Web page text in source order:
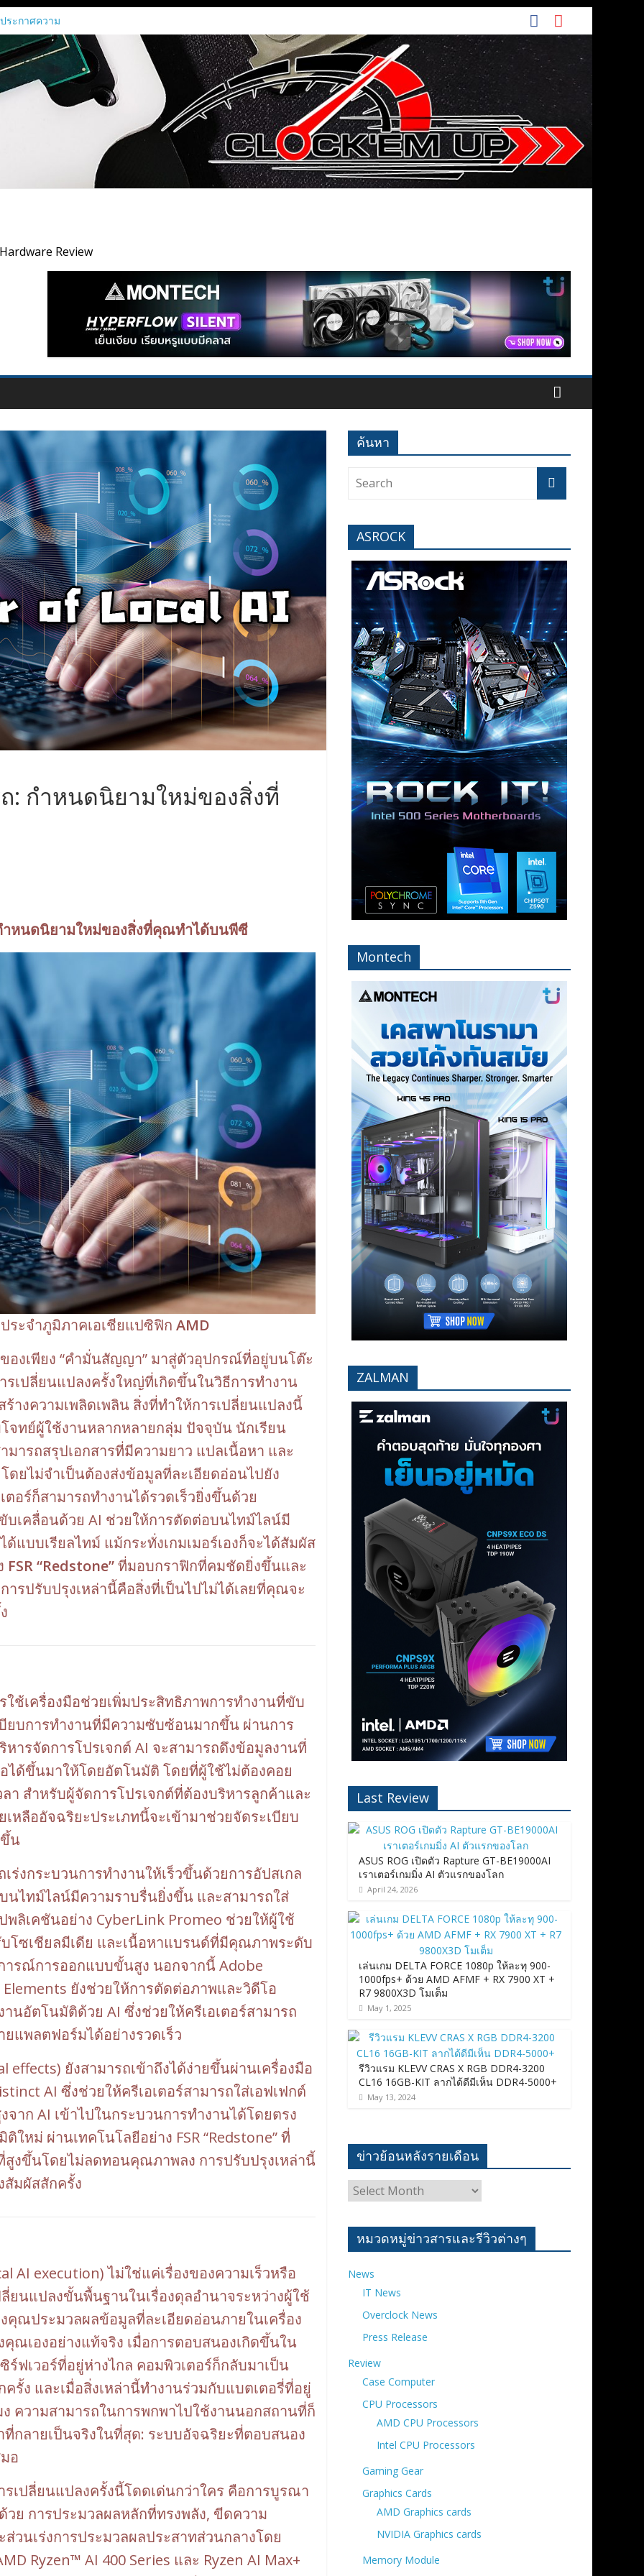
ระกาศความ
ปิดใช้กราฟิก
Series
ด Radeon RX
แค่เรนเดอร์
ขั้นตอนของ
Agentic AI ณ
เป็น
ทางการ
ต่ระดับเริ่มต้นReview
: กำหนดนิยามใหม่ของสิ่งที่
h ำหนดนิยามใหม่ของสิ่งที่คุณทำได้บนพีซี
ระจำภูมิภาคเอเชียแปซิฟิก AMD
องเพียง “คำมั่นสัญญา” มาสู่ตัวอุปกรณ์ที่อยู่บนโต๊ะ
เปลี่ยนแปลงครั้งใหญ่ที่เกิดขึ้นในวิธีการทำงาน
ร้างความเพลิดเพลิน สิ่งที่ทำให้การเปลี่ยนแปลงนี้
ทย์ผู้ใช้งานหลากหลายกลุ่ม ปัจจุบัน นักเรียน
ารถสรุปเอกสารที่มีความยาว แปลเนื้อหา และ
ยไม่จำเป็นต้องส่งข้อมูลที่ละเอียดอ่อนไปยัง
อร์ก็สามารถทำงานได้รวดเร็วยิ่งขึ้นด้วย
บเคลื่อนด้วย AI ช่วยให้การตัดต่อบนไทม์ไลน์มี
แบบเรียลไทม์ แม้กระทั่งเกมเมอร์เองก็จะได้สัมผัส
FSR “Redstone”ที่มอบกราฟิกที่คมชัดยิ่งขึ้นและ
รปรับปรุงเหล่านี้คือสิ่งที่เป็นไปไม่ได้เลยที่คุณจะ
เครื่องมือช่วยเพิ่มประสิทธิภาพการทำงานที่ขับ
ยบการทำงานที่มีความซับซ้อนมากขึ้น ผ่านการ
ารจัดการโปรเจกต์ AI จะสามารถดึงข้อมูลงานที่
ด้ขึ้นมาให้โดยอัตโนมัติ โดยที่ผู้ใช้ไม่ต้องคอย
สำหรับผู้จัดการโปรเจกต์ที่ต้องบริหารลูกค้าและ
หลืออัจฉริยะประเภทนี้จะเข้ามาช่วยจัดระเบียบ
น
งกระบวนการทำงานให้เร็วขึ้นด้วยการอัปสเกล
ไทม์ไลน์มีความราบรื่นยิ่งขึ้น และสามารถใส่
ลิเคชันอย่าง CyberLink Promeo ช่วยให้ผู้ใช้
โซเชียลมีเดีย และเนื้อหาแบรนด์ที่มีคุณภาพระดับ
ารณ์การออกแบบขั้นสูง นอกจากนี้ Adobe
ยังช่วยให้การตัดต่อภาพและวิดีโอ
นอัตโนมัติด้วย AI ซึ่งช่วยให้ครีเอเตอร์สามารถ
แพลตฟอร์มได้อย่างรวดเร็ว
ยังสามารถเข้าถึงได้ง่ายขึ้นผ่านเครื่องมือ
AI ซึ่งช่วยให้ครีเอเตอร์สามารถใส่เอฟเฟกต์
าก AI เข้าไปในกระบวนการทำงานได้โดยตรง
หม่ ผ่านเทคโนโลยีอย่าง FSR “Redstone” ที่
งขึ้นโดยไม่ลดทอนคุณภาพลง การปรับปรุงเหล่านี้
สัมผัสสักครั้ง
AI execution) ไม่ใช่แค่เรื่องของความเร็วหรือ
ยนแปลงขั้นพื้นฐานในเรื่องดุลอำนาจระหว่างผู้ใช้
คุณประมวลผลข้อมูลที่ละเอียดอ่อนภายในเครื่อง
เองอย่างแท้จริง เมื่อการตอบสนองเกิดขึ้นใน
ฟเวอร์ที่อยู่ห่างไกล คอมพิวเตอร์ก็กลับมาเป็น
รั้ง และเมื่อสิ่งเหล่านี้ทำงานร่วมกับแบตเตอรี่ที่อยู่
ความสามารถในการพกพาไปใช้งานนอกสถานที่ก็
กลายเป็นจริงในที่สุด: ระบบอัจฉริยะที่ตอบสนอง
อ
ปลี่ยนแปลงครั้งนี้โดดเด่นกว่าใคร คือการบูรณา
วย การประมวลผลหลักที่ทรงพลัง, ขีดความ
วนเร่งการประมวลผลประสาทส่วนกลางโดย
Ryzen™ AI 400 Series และ Ryzen AI Max+
ค้นหา
ASROCK
Montech
ZALMAN
Last Review
ASUS ROG เปิดตัว Rapture GT-BE19000AI
เราเตอร์เกมมิ่ง AI ตัวแรกของโลก
April 24, 2026
เล่นเกม DELTA FORCE 1080p ให้ละทุ 900-
1000fps+ ด้วย AMD AFMF + RX 7900 XT +
R7 9800X3D โมเต็ม
May 1, 2025
รีวิวแรม KLEVV CRAS X RGB DDR4-3200
CL16 16GB-KIT ลากได้ดีมีเห็น DDR4-5000+
May 13, 2024
ข่าวย้อนหลังรายเดือน
ข่าว
ย้อน
ราย
เดือน
หมวดหมู่ข่าวสารและรีวิวต่างๆ
News
IT News
Overclock News
Press Release
Review
Case Computer
CPU Processors
AMD CPU Processors
Intel CPU Processors
Gaming Gear
Graphics Cards
AMD Graphics cards
NVIDIA Graphics cards
Memory Module